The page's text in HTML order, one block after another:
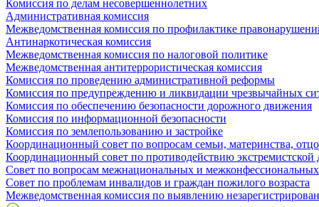
Комиссия по делам несовершеннолетних
Административная комиссия
Межведомственная комиссия по профилактике
Антинаркотическая комиссия
Межведомственная комиссия по налоговой политике
Межведомственная антитеррористическая комиссия
Комиссия по проведению административной реформы
Комиссия по предупреждению и ликвидации чрезвычайных
Комиссия по обеспечению безопасности дорожного движения
Комиссия по информационной безопасности
Комиссия по землепользованию и застройке
Координационный совет по вопросам семьи, материнства,
Координационный совет по противодействию экстремистской
Совет по вопросам межнациональных и
Совет по проблемам инвалидов и граждан пожилого возраста
Межведомственная комиссия по выявлению